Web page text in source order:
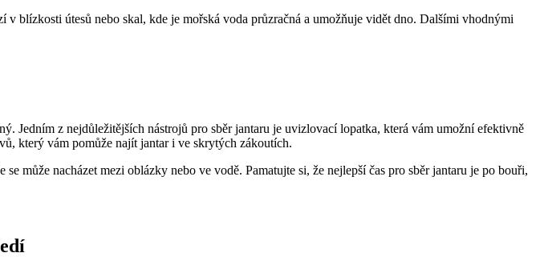
v blízkosti útesů nebo skal, kde je mořská voda průzračná a umožňuje vidět dno. Dalšími vhodnými
Jedním z nejdůležitějších nástrojů pro sběr jantaru je uvizlovací lopatka, která vám umožní efektivně
který vám pomůže najít jantar i ve skrytých zákoutích.
může nacházet mezi oblázky nebo ve vodě. Pamatujte si, že nejlepší čas pro sběr jantaru je po bouři,